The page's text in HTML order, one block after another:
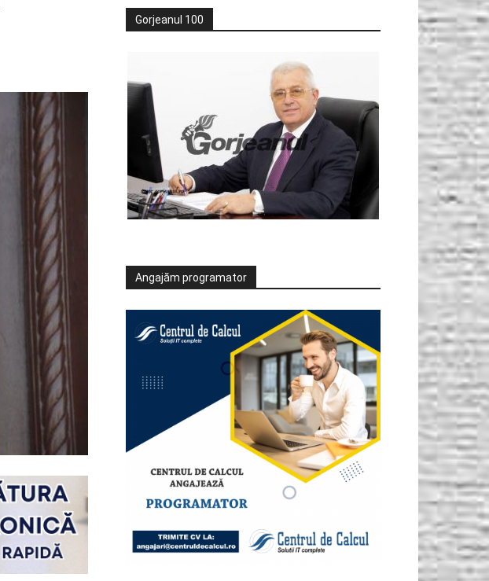
Gorjeanul 100
Angajăm programator